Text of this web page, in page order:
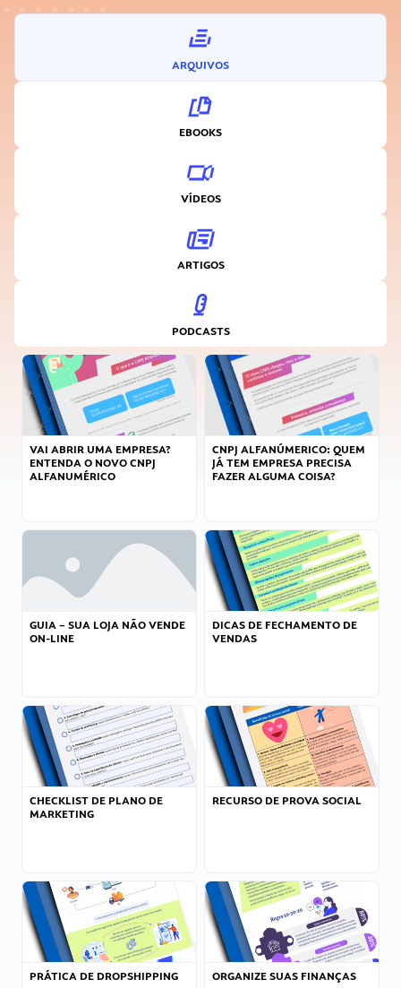
ARQUIVOS
EBOOKS
VÍDEOS
ARTIGOS
PODCASTS
VAI ABRIR UMA EMPRESA?
ENTENDA O NOVO CNPJ
ALFANUMÉRICO
CNPJ ALFANÚMERICO: QUEM
JÁ TEM EMPRESA PRECISA
FAZER ALGUMA COISA?
GUIA – SUA LOJA NÃO VENDE
ON-LINE
DICAS DE FECHAMENTO DE
VENDAS
CHECKLIST DE PLANO DE
MARKETING
RECURSO DE PROVA SOCIAL
PRÁTICA DE DROPSHIPPING ORGANIZE SUAS FINANÇAS